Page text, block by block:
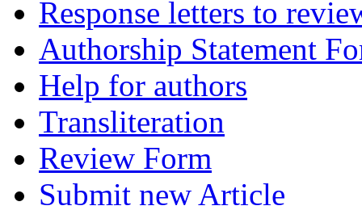
Response letters to
Authorship Statement
Help for authors
Transliteration
Review Form
Submit new Article